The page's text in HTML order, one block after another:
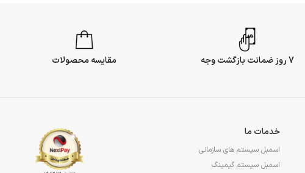
7 روز ضمانت بازگشت وجه مقایسه محصولات
خدمات ما
اسمبل سیستم های سازمانی
اسمبل سیستم گیمینگ